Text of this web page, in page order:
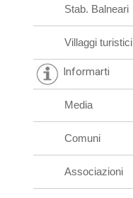
Stab. Balneari
Villaggi turistici
Informarti
Media
Comuni
Associazioni